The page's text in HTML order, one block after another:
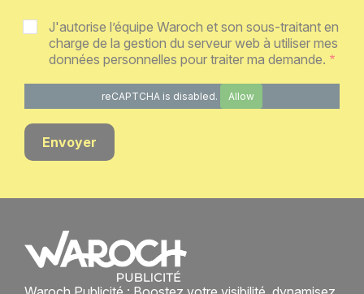
J'autorise l’équipe Waroch et son sous-traitant en
charge de la gestion du serveur web à utiliser mes
données personnelles pour traiter ma demande.
reCAPTCHA is disabled. Allow